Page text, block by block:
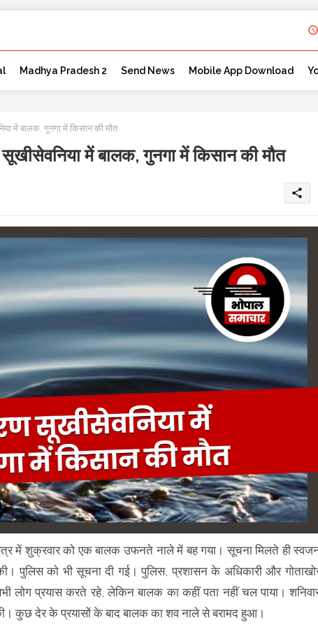
Madhya Pradesh 2 Send News Mobile App Download
में बालक, गुनगा में किसान की मौत
में बालक, गुनगा में किसान की मौत
share
में शुक्रवार को एक बालक उफनते नाले में बह गया। सूचना मिलते ही
पुलिस को भी सूचना दी गई। पुलिस, प्रशासन के अधिकारी और
लोग प्रयास करते रहे, लेकिन बालक का कहीं पता नहीं चल पाया।
कुछ देर के प्रयासों के बाद बालक का शव नाले से बरामद हुआ।